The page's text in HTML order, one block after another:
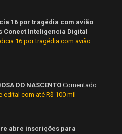
16 por tragédia com avião
Conect Inteligencia Digital
16 por tragédia com avião
DO NASCENTO Comentado
com até R$ 100 mil
abre inscrições para